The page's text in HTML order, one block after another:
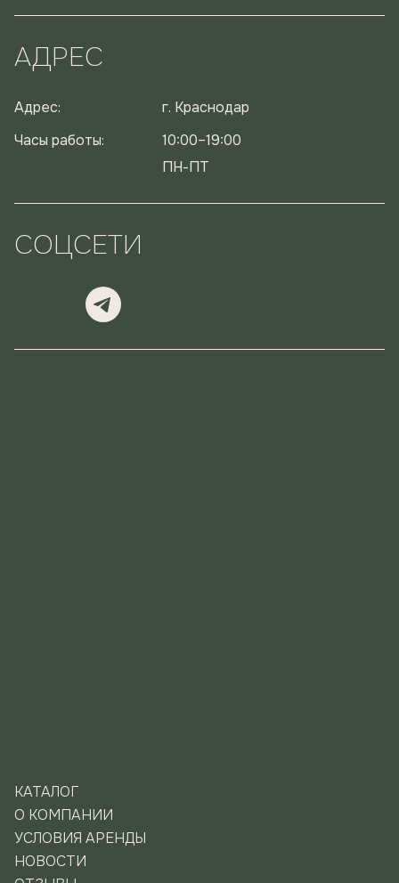
АДРЕС
Адрес:
г. Краснодар
Часы работы:
10:00–19:00
ПН-ПТ
СОЦСЕТИ
КАТАЛОГ
О КОМПАНИИ
УСЛОВИЯ АРЕНДЫ
НОВОСТИ